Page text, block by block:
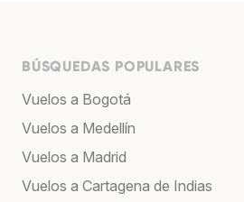
BÚSQUEDAS POPULARES
Vuelos a Bogotá
Vuelos a Medellín
Vuelos a Madrid
Vuelos a Cartagena de Indias